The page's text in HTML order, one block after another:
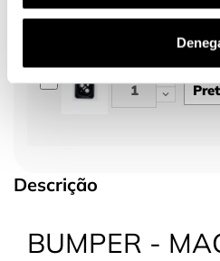
Descrição
BUMPER -